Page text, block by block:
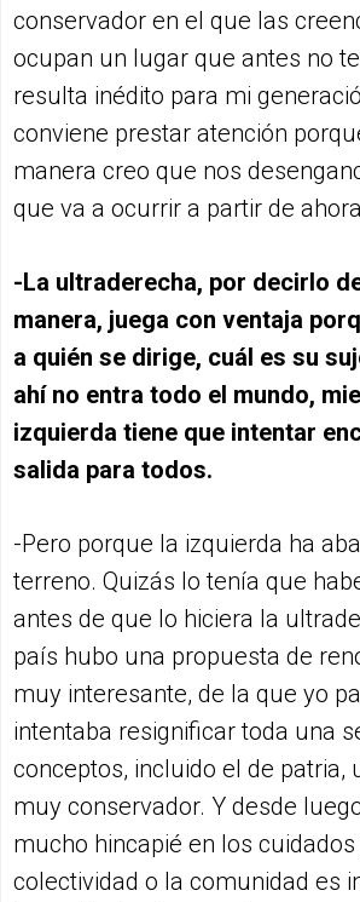
conservador en el que las
ocupan un lugar que antes no
resulta inédito para mi
conviene prestar atención
manera creo que nos
que va a ocurrir a partir de
-La ultraderecha, por decirlo
manera, juega con ventaja
a quién se dirige, cuál es su
ahí no entra todo el mundo,
izquierda tiene que intentar
salida para todos.
-Pero porque la izquierda ha
terreno. Quizás lo tenía que
antes de que lo hiciera la
país hubo una propuesta de
muy interesante, de la que yo
intentaba resignificar toda una
conceptos, incluido el de patria,
muy conservador. Y desde
mucho hincapié en los
colectividad o la comunidad es